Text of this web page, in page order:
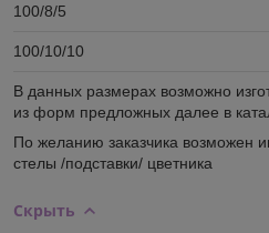
100/8/5
100/10/10
В данных размерах возможно
из форм предложных далее в
По желанию заказчика возможен
стелы /подставки/ цветника
Скрыть